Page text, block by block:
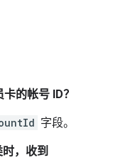
的帐号 ID？
字段。
，收到